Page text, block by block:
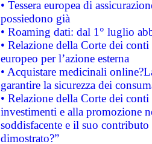
• Tessera europea di
possiedono già
• Roaming dati: dal 1° luglio
• Relazione della Corte dei
europeo per l’azione esterna
• Acquistare medicinali
garantire la sicurezza dei
• Relazione della Corte dei
investimenti e alla promozione
soddisfacente e il suo
dimostrato?”